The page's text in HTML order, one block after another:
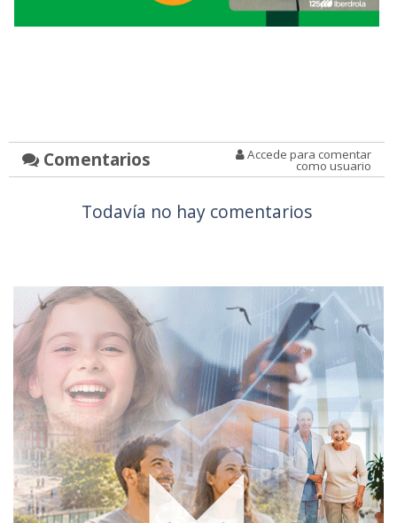
Comentarios Accede para comentar
como usuario
Todavía no hay comentarios